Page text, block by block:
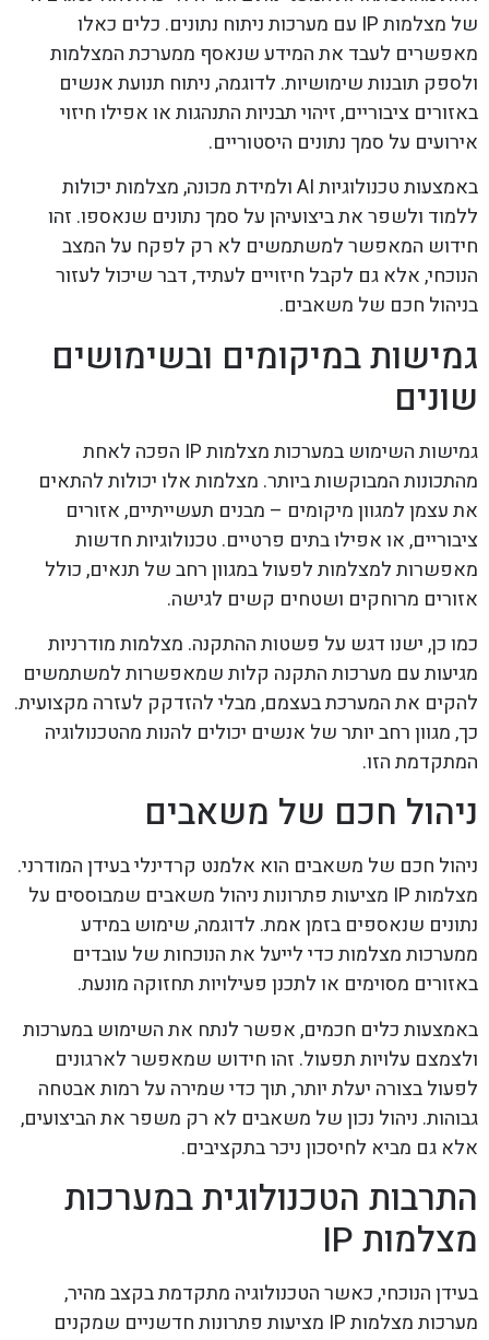
של מצלמות IP עם מערכות ניתוח נתונים. כלים כאלו
מאפשרים לעבד את המידע שנאסף ממערכת המצלמות
ולספק תובנות שימושיות. לדוגמה, ניתוח תנועת אנשים
באזורים ציבוריים, זיהוי תבניות התנהגות או אפילו חיזוי
אירועים על סמך נתונים היסטוריים.
באמצעות טכנולוגיות AI ולמידת מכונה, מצלמות יכולות
ללמוד ולשפר את ביצועיהן על סמך נתונים שנאספו. זהו
חידוש המאפשר למשתמשים לא רק לפקח על המצב
הנוכחי, אלא גם לקבל חיזויים לעתיד, דבר שיכול לעזור
בניהול חכם של משאבים.
גמישות במיקומים ובשימושים
שונים
גמישות השימוש במערכות מצלמות IP הפכה לאחת
מהתכונות המבוקשות ביותר. מצלמות אלו יכולות להתאים
את עצמן למגוון מיקומים – מבנים תעשייתיים, אזורים
ציבוריים, או אפילו בתים פרטיים. טכנולוגיות חדשות
מאפשרות למצלמות לפעול במגוון רחב של תנאים, כולל
אזורים מרוחקים ושטחים קשים לגישה.
כמו כן, ישנו דגש על פשטות ההתקנה. מצלמות מודרניות
מגיעות עם מערכות התקנה קלות שמאפשרות למשתמשים
להקים את המערכת בעצמם, מבלי להזדקק לעזרה מקצועית.
כך, מגוון רחב יותר של אנשים יכולים להנות מהטכנולוגיה
המתקדמת הזו.
ניהול חכם של משאבים
ניהול חכם של משאבים הוא אלמנט קרדינלי בעידן המודרני.
מצלמות IP מציעות פתרונות ניהול משאבים שמבוססים על
נתונים שנאספים בזמן אמת. לדוגמה, שימוש במידע
ממערכות מצלמות כדי לייעל את הנוכחות של עובדים
באזורים מסוימים או לתכנן פעילויות תחזוקה מונעת.
באמצעות כלים חכמים, אפשר לנתח את השימוש במערכות
ולצמצם עלויות תפעול. זהו חידוש שמאפשר לארגונים
לפעול בצורה יעלת יותר, תוך כדי שמירה על רמות אבטחה
גבוהות. ניהול נכון של משאבים לא רק משפר את הביצועים,
אלא גם מביא לחיסכון ניכר בתקציבים.
התרבות הטכנולוגית במערכות
מצלמות IP
בעידן הנוכחי, כאשר הטכנולוגיה מתקדמת בקצב מהיר,
מערכות מצלמות IP מציעות פתרונות חדשניים שמקנים